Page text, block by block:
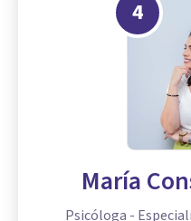
4
María
Psicóloga -